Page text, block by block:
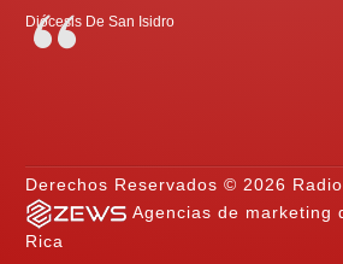
Diócesis De San Isidro
Derechos Reservados © 2026
Agencias de marketing
Rica